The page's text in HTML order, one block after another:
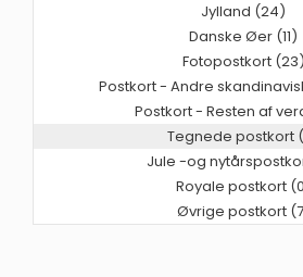
Jylland (24)
Danske Øer (11)
Fotopostkort (23)
Postkort - Andre
Postkort - Resten af
Tegnede postkort
Jule -og
Royale postkort
Øvrige postkort